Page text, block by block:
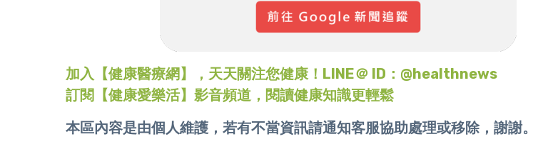
加入【健康醫療網】，天天關注您健康！LINE＠ ID：@healthnews
訂閱【健康愛樂活】影音頻道，閱讀健康知識更輕鬆
本區內容是由個人維護，若有不當資訊請通知客服協助處理或移除，謝謝。